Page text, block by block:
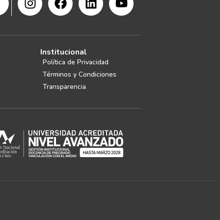
Institucional
Política de Privacidad
Términos y Condiciones
Transparencia